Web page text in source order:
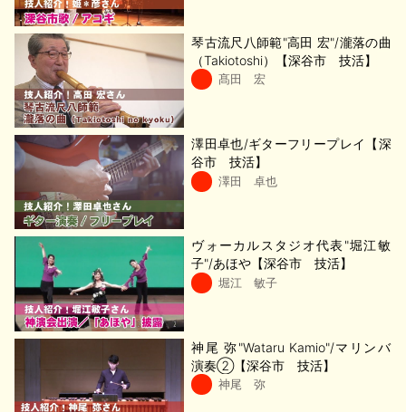
琴古流尺八師範"高田 宏"/瀧落の曲
（Takiotoshi）【深谷市 技活】
髙田 宏
澤田卓也/ギターフリープレイ【深
谷市 技活】
澤田 卓也
ヴォーカルスタジオ代表"堀江敏
子"/あほや【深谷市 技活】
堀江 敏子
神尾 弥"Wataru Kamio"/マリンバ
演奏②【深谷市 技活】
神尾 弥